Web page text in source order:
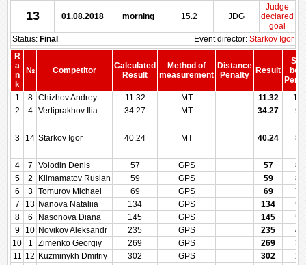
13 01.08.2018 morning 15.2 JDG
Judge
declared
goal
Status: Final Event director: Starkov Igor
R
a
n
k
№ Competitor
Calculated
Result
Method of
measurement
Distance
Penalty
Result
1
8 Chizhov Andrey 11.32 MT 11.32
2
4 Vertiprakhov Ilia 34.27 MT 34.27
3 14 Starkov Igor 40.24 MT 40.24
4 7 Volodin Denis 57 GPS 57
5
2 Kilmamatov Ruslan 59 GPS 59
6
3 Tomurov Michael 69 GPS 69
7
13 Ivanova Nataliia 134 GPS 134
8
6 Nasonova Diana 145 GPS 145
9
10 Novikov Aleksandr 235 GPS 235
10
1 Zimenko Georgiy 269 GPS 269
11 12 Kuzminykh Dmitriy 302 GPS 302